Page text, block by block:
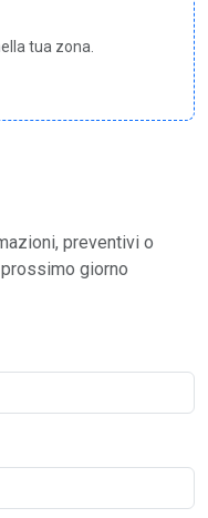
tua zona.
preventivi o
giorno